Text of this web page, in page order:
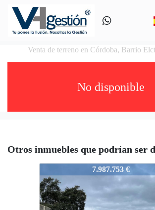
Venta de terreno en Córdoba, Barrio
No disponible
Otros inmuebles que podrían ser
7.987.753 €